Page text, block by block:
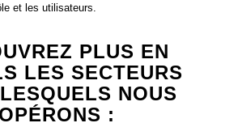
et les utilisateurs.
PLUS EN
LES SECTEURS
NOUS
OPÉRONS :